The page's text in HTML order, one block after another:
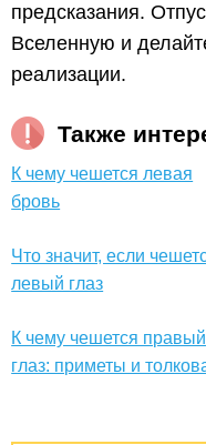
предсказания.
Вселенную и
реализации.
Также
К чему чешется левая
бровь
Что значит, если
левый глаз
К чему чешется правый
глаз: приметы и